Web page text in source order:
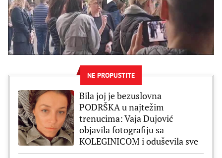
NE PROPUSTITE
Bila joj je bezuslovna
PODRŠKA u najtežim
trenucima: Vaja Dujović
objavila fotografiju sa
KOLEGINICOM i oduševila sve